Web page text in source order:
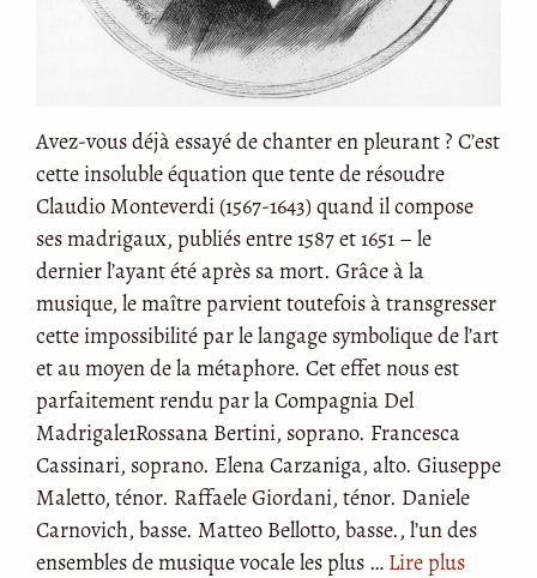
Avez-vous déjà essayé de chanter en pleurant ? C’est
cette insoluble équation que tente de résoudre
Claudio Monteverdi (1567-1643) quand il compose
ses madrigaux, publiés entre 1587 et 1651 – le
dernier l’ayant été après sa mort. Grâce à la
musique, le maître parvient toutefois à transgresser
cette impossibilité par le langage symbolique de l’art
et au moyen de la métaphore. Cet effet nous est
parfaitement rendu par la Compagnia Del
Madrigale1Rossana Bertini, soprano. Francesca
Cassinari, soprano. Elena Carzaniga, alto. Giuseppe
Maletto, ténor. Raffaele Giordani, ténor. Daniele
Carnovich, basse. Matteo Bellotto, basse., l’un des
ensembles de musique vocale les plus … Lire plus